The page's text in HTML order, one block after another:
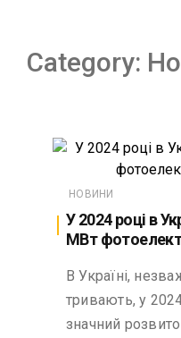
Category:
НОВИНИ
У 2024 році в
МВт
В Україні,
тривають, у
значний